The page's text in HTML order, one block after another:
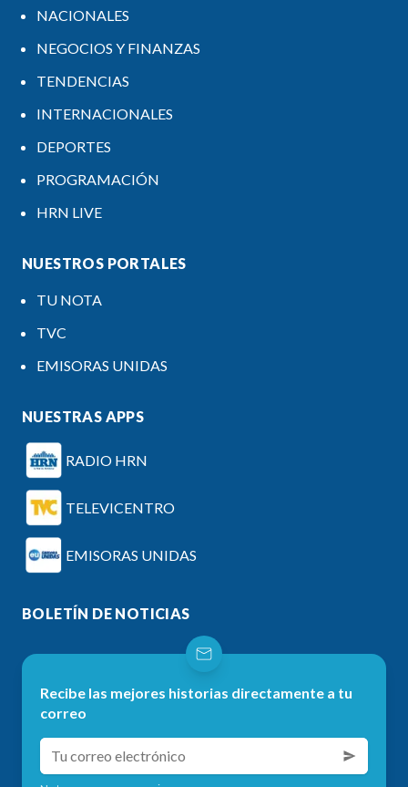
NACIONALES
NEGOCIOS Y FINANZAS
TENDENCIAS
INTERNACIONALES
DEPORTES
PROGRAMACIÓN
HRN LIVE
NUESTROS PORTALES
TU NOTA
TVC
EMISORAS UNIDAS
NUESTRAS APPS
RADIO HRN
TELEVICENTRO
EMISORAS UNIDAS
BOLETÍN DE NOTICIAS
Recibe las mejores historias directamente a tu
correo